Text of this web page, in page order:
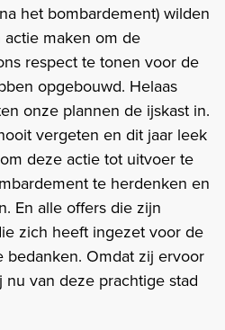
het bombardement) wilden
maken om de
respect te tonen voor de
opgebouwd. Helaas
onze plannen de ijskast in.
vergeten en dit jaar leek
deze actie tot uitvoer te
te herdenken en
En alle offers die zijn
zich heeft ingezet voor de
Omdat zij ervoor
van deze prachtige stad